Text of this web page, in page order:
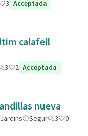
3 Acceptada
calafell
3 2 Acceptada
nueva
Segur 3
0